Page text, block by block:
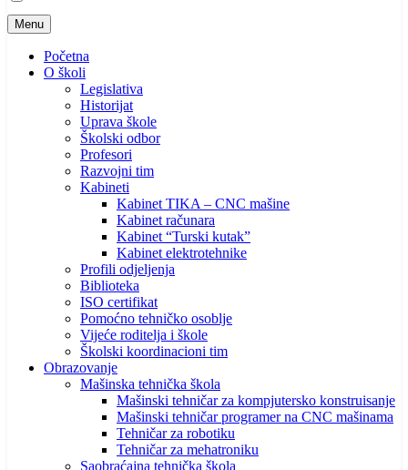
Menu
Početna
O školi
Legislativa
Historijat
Uprava škole
Školski odbor
Profesori
Razvojni tim
Kabineti
Kabinet TIKA – CNC mašine
Kabinet računara
Kabinet “Turski kutak”
Kabinet elektrotehnike
Profili odjeljenja
Biblioteka
ISO certifikat
Pomoćno tehničko osoblje
Vijeće roditelja i škole
Školski koordinacioni tim
Obrazovanje
Mašinska tehnička škola
Mašinski tehničar za kompjutersko konstruisanje
Mašinski tehničar programer na CNC mašinama
Tehničar za robotiku
Tehničar za mehatroniku
Saobraćajna tehnička škola